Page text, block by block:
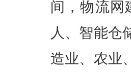
间，物流网
人、智能仓
造业、农业